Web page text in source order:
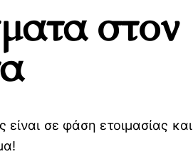
στον
σε φάση ετοιμασίας και